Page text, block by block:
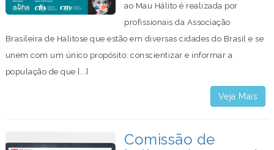
ao Mau Hálito é realizada por
profissionais da Associação
Brasileira de Halitose que estão em diversas cidades do Brasil e se
unem com um único propósito: conscientizar e informar a
população de que [...]
Veja Mais
Comissão de